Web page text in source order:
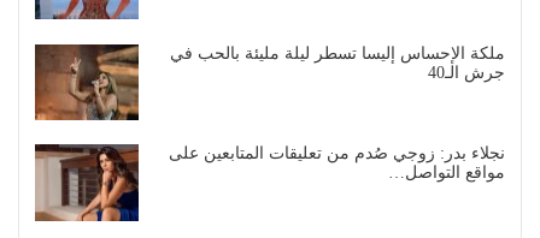
ملكة الإحساس إليسا تسطر ليلة مليئة بالحب في
جرش الـ40
نجلاء بدر: زوجي صُدم من تعليقات المتابعين على
مواقع التواصل…